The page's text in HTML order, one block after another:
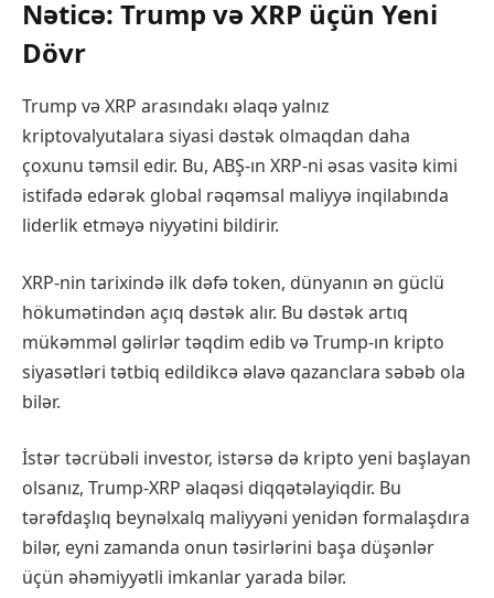
Nəticə: Trump və XRP üçün Yeni
Dövr
Trump və XRP arasındakı əlaqə yalnız
kriptovalyutalara siyasi dəstək olmaqdan daha
çoxunu təmsil edir. Bu, ABŞ-ın XRP-ni əsas vasitə kimi
istifadə edərək global rəqəmsal maliyyə inqilabında
liderlik etməyə niyyətini bildirir.
XRP-nin tarixində ilk dəfə token, dünyanın ən güclü
hökumətindən açıq dəstək alır. Bu dəstək artıq
mükəmməl gəlirlər təqdim edib və Trump-ın kripto
siyasətləri tətbiq edildikcə əlavə qazanclara səbəb ola
bilər.
İstər təcrübəli investor, istərsə də kripto yeni başlayan
olsanız, Trump-XRP əlaqəsi diqqətəlayiqdir. Bu
tərəfdaşlıq beynəlxalq maliyyəni yenidən formalaşdıra
bilər, eyni zamanda onun təsirlərini başa düşənlər
üçün əhəmiyyətli imkanlar yarada bilər.